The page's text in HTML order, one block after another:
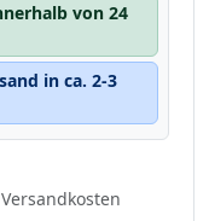
von 24
in ca. 2-3